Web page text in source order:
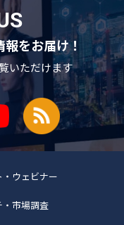
をお届け！
いただけます
・ウェビナー
・市場調査